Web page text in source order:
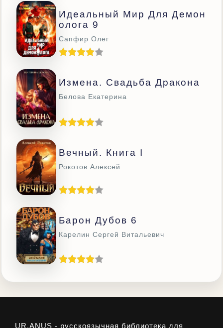
Идеальный Мир Для Демон
Олога 9
Сапфир Олег
Измена. Свадьба Дракона
Белова Екатерина
Вечный. Книга I
Рокотов Алексей
Барон Дубов 6
Карелин Сергей Витальевич
UR.ANUS - русскоязычная библиотека для